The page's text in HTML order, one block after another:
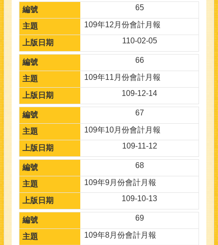
65
109年12月份會計月報
110-02-05
66
109年11月份會計月報
109-12-14
67
109年10月份會計月報
109-11-12
68
109年9月份會計月報
109-10-13
69
109年8月份會計月報